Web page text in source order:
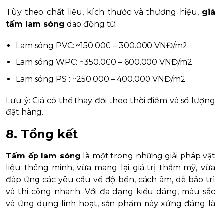
Tùy theo chất liệu, kích thước và thương hiệu, giá
tấm lam sóng dao động từ:
Lam sóng PVC: ~150.000 – 300.000 VNĐ/m2
Lam sóng WPC: ~350.000 – 600.000 VNĐ/m2
Lam sóng PS : ~250.000 – 400.000 VNĐ/m2
Lưu ý: Giá có thể thay đổi theo thời điểm và số lượng
đặt hàng.
8. Tổng kết
Tấm ốp lam sóng là một trong những giải pháp vật
liệu thông minh, vừa mang lại giá trị thẩm mỹ, vừa
đáp ứng các yêu cầu về độ bền, cách âm, dễ bảo trì
và thi công nhanh. Với đa dạng kiểu dáng, màu sắc
và ứng dụng linh hoạt, sản phẩm này xứng đáng là